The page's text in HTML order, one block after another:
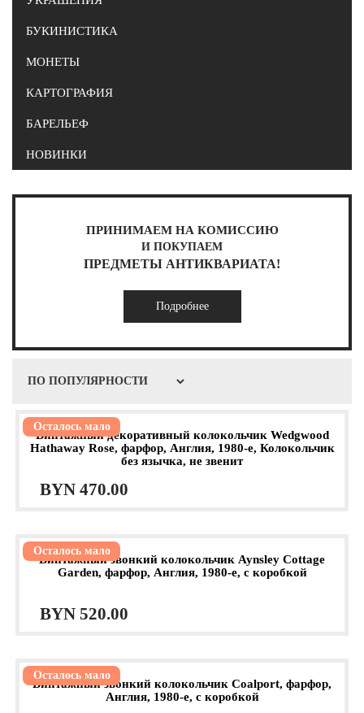
БУКИНИСТИКА
МОНЕТЫ
КАРТОГРАФИЯ
БАРЕЛЬЕФ
НОВИНКИ
ПРИНИМАЕМ НА КОМИССИЮ
И ПОКУПАЕМ
ПРЕДМЕТЫ АНТИКВАРИАТА!
Подробнее
Осталось мало
Винтажный декоративный колокольчик Wedgwood
Hathaway Rose, фарфор, Англия, 1980-е, Колокольчик
без язычка, не звенит
BYN 470.00
Осталось мало
Винтажный звонкий колокольчик Aynsley Cottage
Garden, фарфор, Англия, 1980-е, с коробкой
BYN 520.00
Осталось мало
Винтажный звонкий колокольчик Coalport, фарфор,
Англия, 1980-е, с коробкой